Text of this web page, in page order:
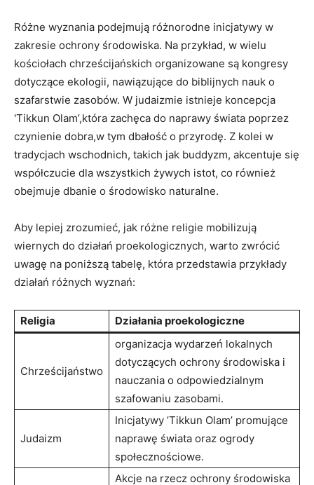
Różne wyznania podejmują⁢ różnorodne inicjatywy w
zakresie ‍ochrony środowiska. Na przykład, w wielu
kościołach chrześcijańskich organizowane‍ są kongresy
dotyczące ekologii, nawiązujące⁢ do biblijnych nauk‍ o
szafarstwie zasobów. W judaizmie⁤ istnieje koncepcja‌
'Tikkun Olam’,która zachęca do naprawy świata ⁤poprzez
czynienie dobra,w tym dbałość o przyrodę. ‌Z kolei w
tradycjach wschodnich,‍ takich ‌jak ⁣buddyzm, ⁤akcentuje się
współczucie dla​ wszystkich żywych istot, co również
obejmuje ⁣dbanie ⁢o środowisko ​naturalne.
Aby lepiej zrozumieć, jak różne religie mobilizują
wiernych do⁢ działań proekologicznych, warto ‍zwrócić
uwagę na‍ poniższą tabelę, która przedstawia przykłady
działań różnych wyznań:
Religia Działania proekologiczne
Chrześcijaństwo
organizacja wydarzeń lokalnych
⁣dotyczących ochrony środowiska i‍
nauczania o odpowiedzialnym
szafowaniu zasobami.
Judaizm
Inicjatywy ⁢’Tikkun Olam’ promujące
naprawę świata oraz ogrody
społecznościowe.
Akcje na rzecz ochrony środowiska‍